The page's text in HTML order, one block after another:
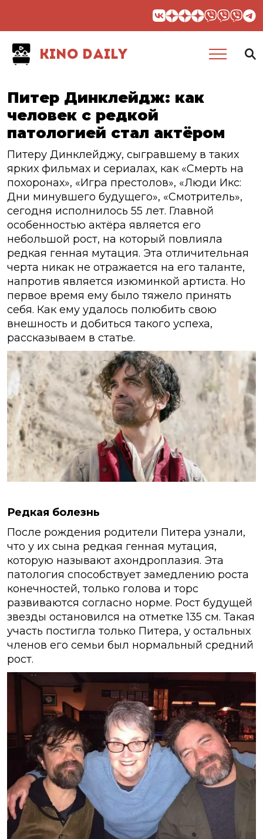
KINO DAILY
Питер Динклейдж: как
человек с редкой
патологией стал актёром
Питеру Динклейджу, сыгравшему в таких
ярких фильмах и сериалах, как «Смерть на
похоронах», «Игра престолов», «Люди Икс:
Дни минувшего будущего», «Смотритель»,
сегодня исполнилось 55 лет. Главной
особенностью актёра является его
небольшой рост, на который повлияла
редкая генная мутация. Эта отличительная
черта никак не отражается на его таланте,
напротив является изюминкой артиста. Но
первое время ему было тяжело принять
себя. Как ему удалось полюбить свою
внешность и добиться такого успеха,
рассказываем в статье.
Редкая болезнь
После рождения родители Питера узнали,
что у их сына редкая генная мутация,
которую называют ахондроплазия. Эта
патология способствует замедлению роста
конечностей, только голова и торс
развиваются согласно норме. Рост будущей
звезды остановился на отметке 135 см. Такая
участь постигла только Питера, у остальных
членов его семьи был нормальный средний
рост.